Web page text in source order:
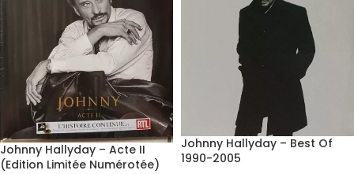
Johnny Hallyday – Acte II
(Edition Limitée Numérotée)
Johnny Hallyday – Best Of
1990-2005